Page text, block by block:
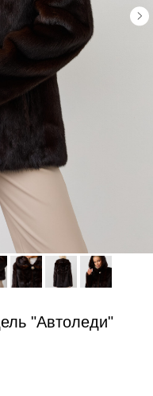
"Автоледи"